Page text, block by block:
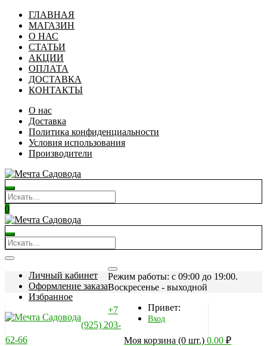
ГЛАВНАЯ
МАГАЗИН
О НАС
СТАТЬИ
АКЦИИ
ОПЛАТА
ДОСТАВКА
КОНТАКТЫ
О нас
Доставка
Политика конфиденциальности
Условия использования
Производители
0
Личный кабинет
Оформление заказа
Избранное
Режим работы: c 09:00 до 19:00.
Воскресенье - выходной
Привет:
Вход
Моя корзина (0 шт.) 0.00 ₽
+7
(925) 203-
62-66